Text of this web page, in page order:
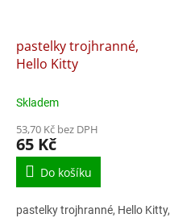
pastelky trojhranné,
Hello Kitty
Skladem
53,70 Kč bez DPH
65 Kč
Do košíku
pastelky trojhranné, Hello Kitty,